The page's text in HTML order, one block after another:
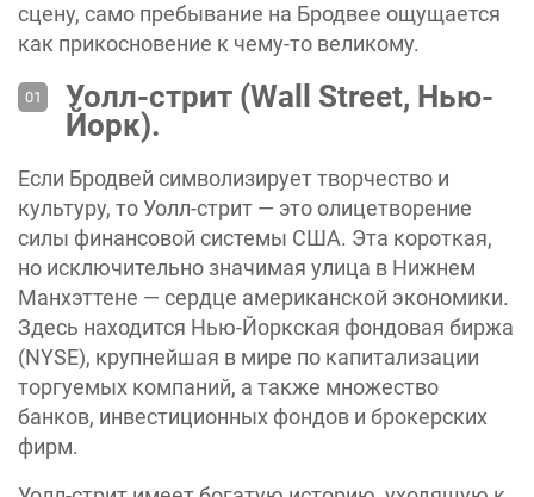
сцену, само пребывание на Бродвее ощущается
как прикосновение к чему-то великому.
Уолл-стрит (Wall Street, Нью-
Йорк).
Если Бродвей символизирует творчество и
культуру, то Уолл-стрит — это олицетворение
силы финансовой системы США. Эта короткая,
но исключительно значимая улица в Нижнем
Манхэттене — сердце американской экономики.
Здесь находится Нью-Йоркская фондовая биржа
(NYSE), крупнейшая в мире по капитализации
торгуемых компаний, а также множество
банков, инвестиционных фондов и брокерских
фирм.